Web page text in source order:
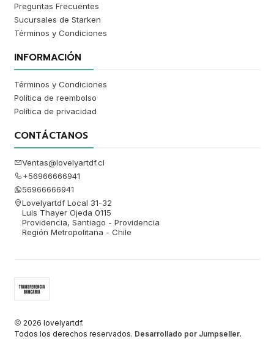
Preguntas Frecuentes
Sucursales de Starken
Términos y Condiciones
INFORMACIÓN
Términos y Condiciones
Política de reembolso
Política de privacidad
CONTÁCTANOS
Ventas@lovelyartdf.cl
+56966666941
56966666941
Lovelyartdf Local 31-32
Luis Thayer Ojeda 0115
Providencia, Santiago - Providencia
Región Metropolitana - Chile
2026 lovelyartdf.
Todos los derechos reservados. Desarrollado por Jumpseller.